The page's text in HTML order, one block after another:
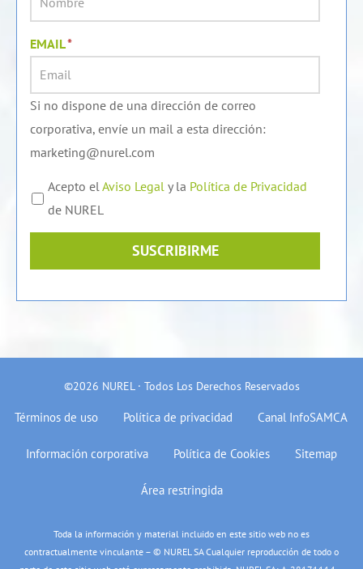
EMAIL*
Si no dispone de una dirección de correo
corporativa, envíe un mail a esta dirección:
marketing@nurel.com
Acepto el Aviso Legal y la Política de Privacidad
de NUREL
SUSCRIBIRME
©2026 NUREL · Todos Los Derechos Reservados
Términos de uso Política de privacidad Canal InfoSAMCA
Información corporativa Política de Cookies Sitemap
Área restringida
Toda la información y material incluido en este sitio web no es
contractualmente vinculante – © NUREL SA Cualquier reproducción de todo o